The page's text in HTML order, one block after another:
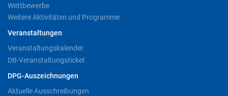
Wettbewerbe
Weitere Aktivitäten und Programme
Veranstaltungen
Veranstaltungskalender
DB-Veranstaltungsticket
DPG-Auszeichnungen
Aktuelle Ausschreibungen